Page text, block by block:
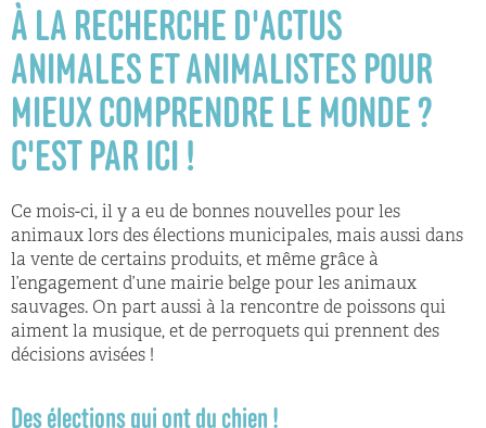
À LA RECHERCHE D'ACTUS
ANIMALES ET ANIMALISTES POUR
MIEUX COMPRENDRE LE MONDE ?
C'EST PAR ICI !
Ce mois-ci, il y a eu de bonnes nouvelles pour les
animaux lors des élections municipales, mais aussi dans
la vente de certains produits, et même grâce à
l’engagement d’une mairie belge pour les animaux
sauvages. On part aussi à la rencontre de poissons qui
aiment la musique, et de perroquets qui prennent des
décisions avisées !
Des élections qui ont du chien !